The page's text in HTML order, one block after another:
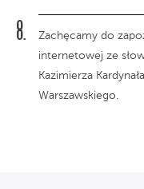
Zachęcamy do
internetowej ze
Kazimierza
Warszawskiego.